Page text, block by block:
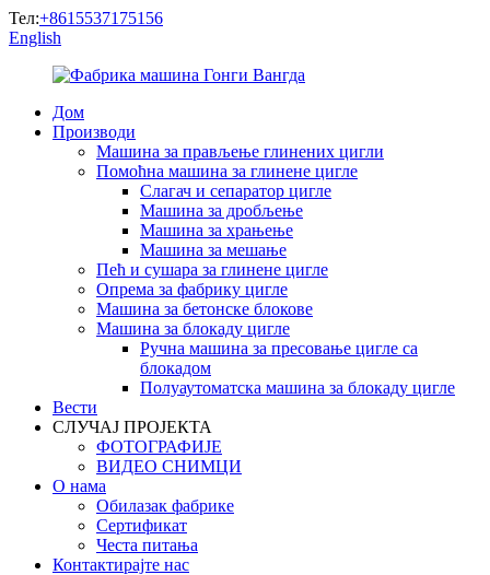
Тел:+8615537175156
English
Дом
Производи
Машина за прављење глинених цигли
Помоћна машина за глинене цигле
Слагач и сепаратор цигле
Машина за дробљење
Машина за храњење
Машина за мешање
Пећ и сушара за глинене цигле
Опрема за фабрику цигле
Машина за бетонске блокове
Машина за блокаду цигле
Ручна машина за пресовање цигле са
блокадом
Полуаутоматска машина за блокаду цигле
Вести
СЛУЧАЈ ПРОЈЕКТА
ФОТОГРАФИЈЕ
ВИДЕО СНИМЦИ
О нама
Обилазак фабрике
Сертификат
Честа питања
Контактирајте нас